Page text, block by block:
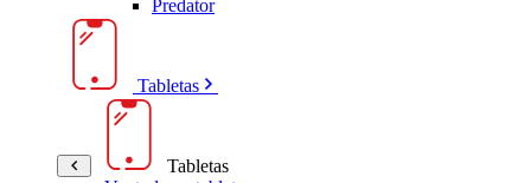
Predator
Tabletas
Tabletas